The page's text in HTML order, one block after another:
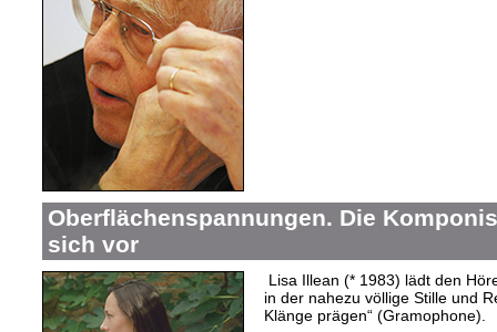
Oberflächenspannungen. Die
sich vor
Lisa Illean (* 1983) lädt den
in der nahezu völlige Stille und
Klänge prägen“ (Gramophone).